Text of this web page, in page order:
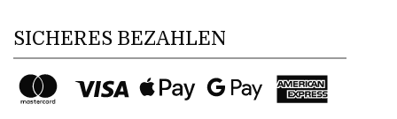
SICHERES BEZAHLEN